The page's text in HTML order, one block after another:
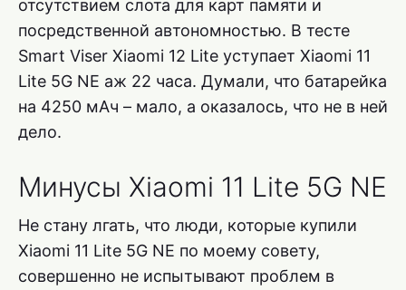
отсутствием слота для карт памяти и
посредственной автономностью. В тесте
Smart Viser Xiaomi 12 Lite уступает Xiaomi 11
Lite 5G NE аж 22 часа. Думали, что батарейка
на 4250 мАч – мало, а оказалось, что не в ней
дело.
Минусы Xiaomi 11 Lite 5G NE
Не стану лгать, что люди, которые купили
Xiaomi 11 Lite 5G NE по моему совету,
совершенно не испытывают проблем в